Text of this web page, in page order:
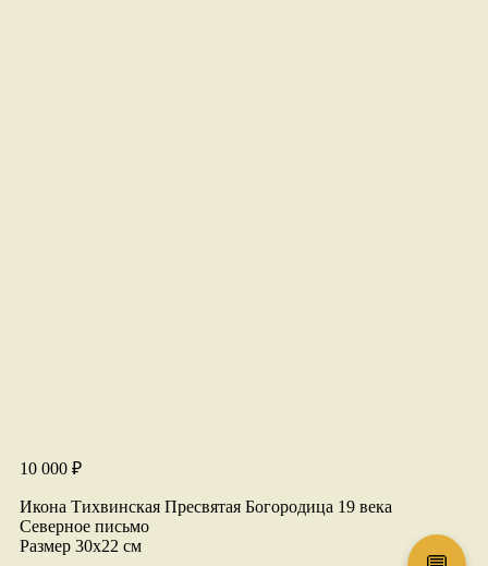
10 000 ₽
Икона Тихвинская Пресвятая Богородица 19 века
Северное письмо
Размер 30х22 см